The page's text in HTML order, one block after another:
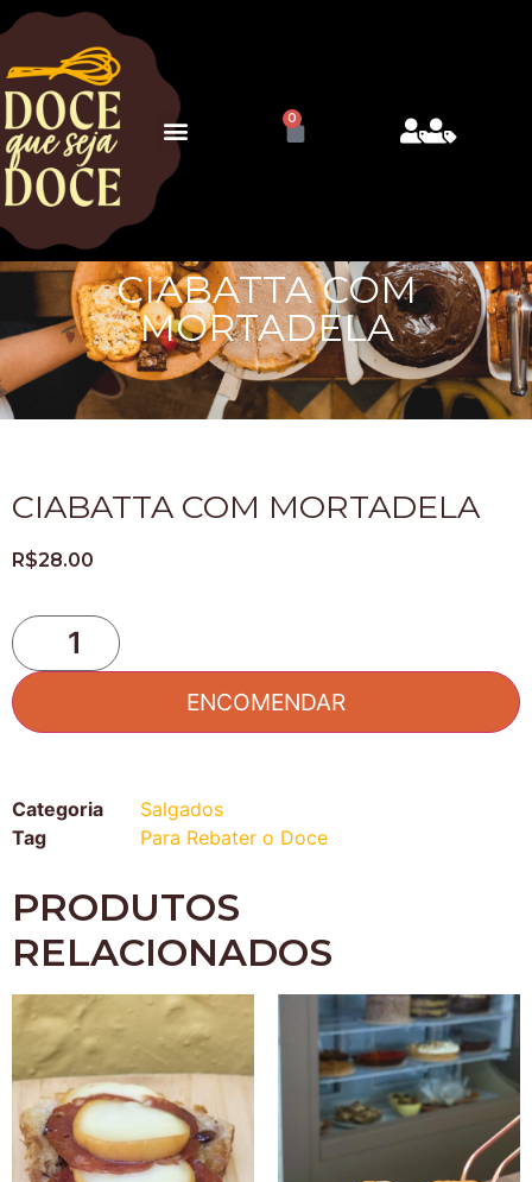
0
CIABATTA COM
MORTADELA
CIABATTA COM MORTADELA
R$28.00
ENCOMENDAR
Categoria
Salgados
Tag
Para Rebater o Doce
PRODUTOS
RELACIONADOS